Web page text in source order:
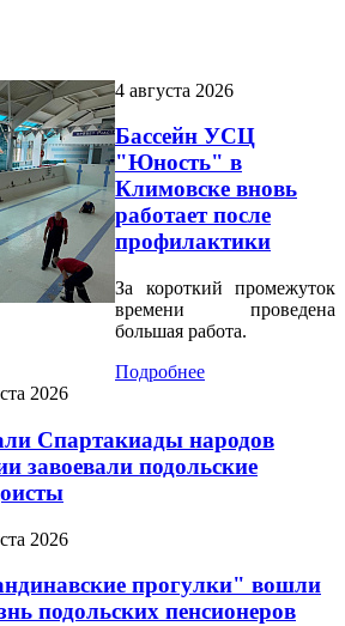
4 августа 2026
Бассейн УСЦ
"Юность" в
Климовске вновь
работает после
профилактики
За короткий промежуток
времени проведена
большая работа.
Подробнее
2026
Спартакиады народов
завоевали подольские
2026
прогулки" вошли
подольских пенсионеров